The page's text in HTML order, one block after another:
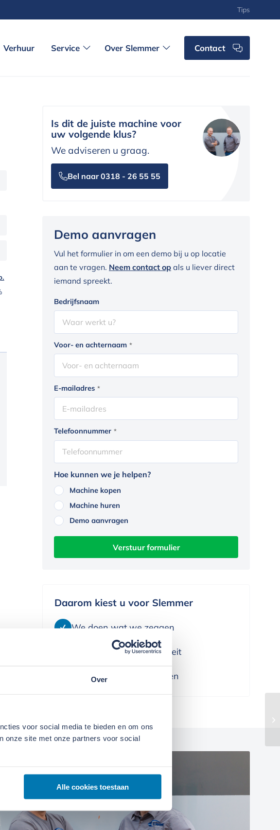
Over
voor social media te bieden en om ons
onze site met onze partners voor social
Alle cookies toestaan
Tips
Verhuur Service Over Slemmer Contact
Is dit de juiste machine voor
uw volgende klus?
We adviseren u graag.
Bel naar 0318 - 26 55 55
Demo aanvragen
Vul het formulier in om een demo bij u op locatie
aan te vragen. Neem contact op als u liever direct
iemand spreekt.
Bedrijfsnaam
Voor- en achternaam *
E-mailadres *
Telefoonnummer *
Hoe kunnen we je helpen?
Machine kopen
Machine huren
Demo aanvragen
Daarom kiest u voor Slemmer
We doen wat we zeggen
We leveren alleen kwaliteit
We denken in oplossingen